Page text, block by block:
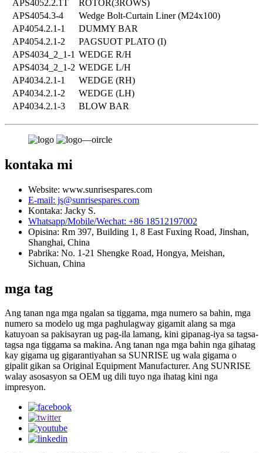
APS4052.2.1T
ROTOR(3ROWS)
APS4054.3-4
Wedge Bolt-Curtain Liner (M24x100)
AP4054.2.1-1
DUMMY BAR
AP4054.2.1-2
PAGSUOT PLATO (I)
APS4034_2_1-1 WEDGE R/H
APS4034_2_1-2 WEDGE L/H
AP4034.2.1-1
WEDGE (RH)
AP4034.2.1-2
WEDGE (LH)
AP4034.2.1-3
BLOW BAR
kontaka mi
Website: www.sunrisespares.com
E-mail: js@sunrisespares.com
Kontaka: Jacky S.
Whatsapp/Mobile/Wechat: +86 18512197002
Opisina: Rm 397, Building 1, 8 East Fuxing Road, Jinshan,
Shanghai, China
Pabrika: No. 1-21 Shengke Road, Hongya, Meishan,
Sichuan, China
mga tag
Ang tanan nga mga ngalan sa tiggama, mga numero sa bahin, mga
numero sa modelo ug mga paghulagway gigamit alang sa mga
katuyoan sa pakisayran ug pag-ila lamang, kini gipanag-iya sa tagsa-
tagsa nga tiggama sa makina. Ang tanan nga mga bahin nga gihatag
kay gigama ug gigarantiyahan sa SUNRISE ug wala gigama o
gipalit gikan sa Original Equipment Manufacturer. Ang SUNRISE
walay asosasyon sa OEM ug dili tuyo nga ihatag kini nga
impresyon.